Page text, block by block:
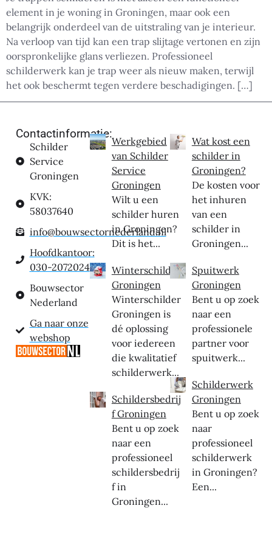
element in je woning in Groningen, maar ook een
belangrijk onderdeel van de uitstraling van je interieur.
Na verloop van tijd kan een trap slijtage vertonen en zijn
oorspronkelijke glans verliezen. Professioneel
schilderwerk kan je trap weer als nieuw maken, terwijl
het ook beschermt tegen verdere beschadigingen. […]
Contactinformatie:
Schilder
Service
Groningen
KVK:
58037640
info@bouwsectornederland.nl
Hoofdkantoor:
030-2072024
Bouwsector
Nederland
Ga naar onze
webshop
Werkgebied
van Schilder
Service
Groningen
Wilt u een
schilder huren
in Groningen?
Dit is het...
Winterschilder
Groningen
Winterschilder
Groningen is
dé oplossing
voor iedereen
die kwalitatief
schilderwerk...
Schildersbedrij
f Groningen
Bent u op zoek
naar een
professioneel
schildersbedrij
f in
Groningen...
Wat kost een
schilder in
Groningen?
De kosten voor
het inhuren
van een
schilder in
Groningen...
Spuitwerk
Groningen
Bent u op zoek
naar een
professionele
partner voor
spuitwerk...
Schilderwerk
Groningen
Bent u op zoek
naar
professioneel
schilderwerk
in Groningen?
Een...